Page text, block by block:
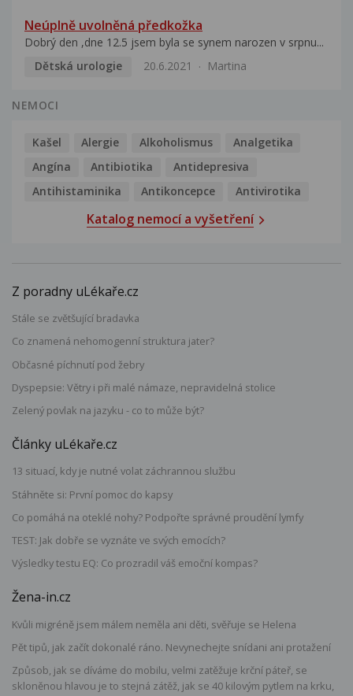
Neúplně uvolněná předkožka
Dobrý den ,dne 12.5 jsem byla se synem narozen v srpnu...
Dětská urologie
20.6.2021 Martina
NEMOCI
Kašel Alergie Alkoholismus
Analgetika
Angína
Antibiotika
Antidepresiva
Antihistaminika
Antikoncepce Antivirotika
Katalog nemocí a vyšetření
Z poradny uLékaře.cz
Stále se zvětšující bradavka
Co znamená nehomogenní struktura jater?
Občasné píchnutí pod žebry
Dyspepsie: Větry i při malé námaze, nepravidelná stolice
Zelený povlak na jazyku - co to může být?
Články uLékaře.cz
13 situací, kdy je nutné volat záchrannou službu
Stáhněte si: První pomoc do kapsy
Co pomáhá na oteklé nohy? Podpořte správné proudění lymfy
TEST: Jak dobře se vyznáte ve svých emocích?
Výsledky testu EQ: Co prozradil váš emoční kompas?
Žena-in.cz
Kvůli migréně jsem málem neměla ani děti, svěřuje se Helena
Pět tipů, jak začít dokonalé ráno. Nevynechejte snídani ani protažení
Způsob, jak se díváme do mobilu, velmi zatěžuje krční páteř, se
skloněnou hlavou je to stejná zátěž, jak se 40 kilovým pytlem na krku,